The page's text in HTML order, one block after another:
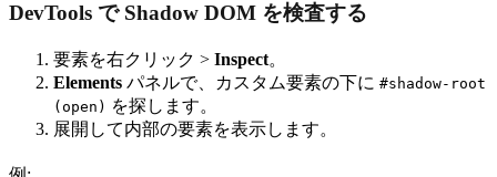
DevTools で Shadow DOM を検査する
要素を右クリック > Inspect。
Elements パネルで、カスタム要素の下に #shadow-root
(open) を探します。
展開して内部の要素を表示します。